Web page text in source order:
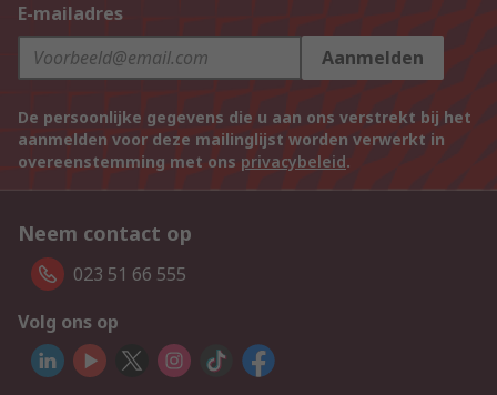
E-mailadres
Aanmelden
De persoonlijke gegevens die u aan ons verstrekt bij het
aanmelden voor deze mailinglijst worden verwerkt in
overeenstemming met ons privacybeleid.
Neem contact op
023 51 66 555
Volg ons op